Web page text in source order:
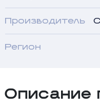
Производитель
Регион
Описание